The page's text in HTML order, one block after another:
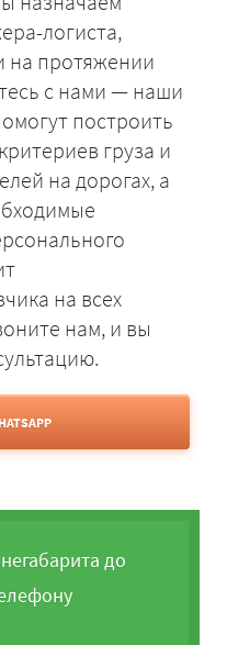
логиста,
на протяжении
с нами — наши
построить
груза и
на дорогах, а
на всех
нам, и вы
до